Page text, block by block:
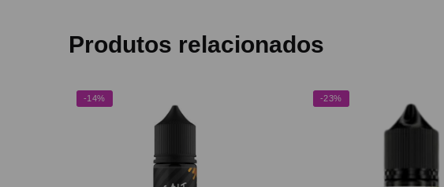
Produtos relacionados
-14% -23%